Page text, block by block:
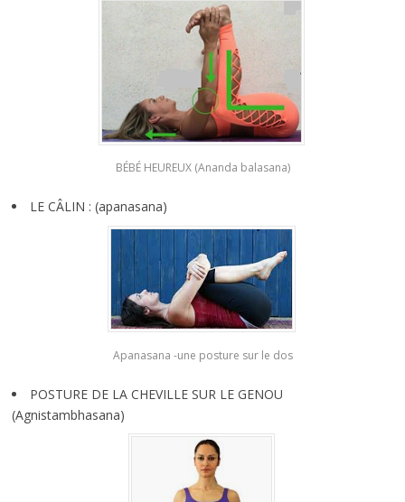
BÉBÉ HEUREUX (Ananda balasana)
LE CÂLIN : (apanasana)
Apanasana -une posture sur le dos
POSTURE DE LA CHEVILLE SUR LE GENOU
(Agnistambhasana)